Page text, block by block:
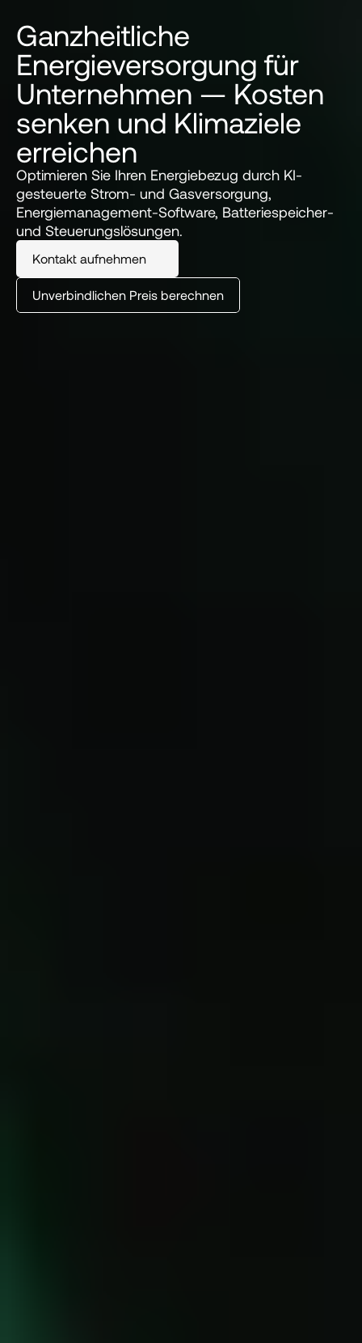
Ganzheitliche
Energieversorgung für
Unternehmen — Kosten
senken und Klimaziele
erreichen
Optimieren Sie Ihren Energiebezug durch KI-
gesteuerte Strom- und Gasversorgung,
Energiemanagement-Software, Batteriespeicher-
und Steuerungslösungen.
Kontakt aufnehmen
Unverbindlichen Preis berechnen